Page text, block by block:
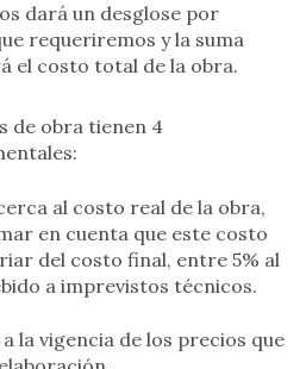
dará un desglose por
requeriremos y la suma
el costo total de la obra.
de obra tienen 4
al costo real de la obra,
en cuenta que este costo
del costo final, entre 5% al
a imprevistos técnicos.
la vigencia de los precios que